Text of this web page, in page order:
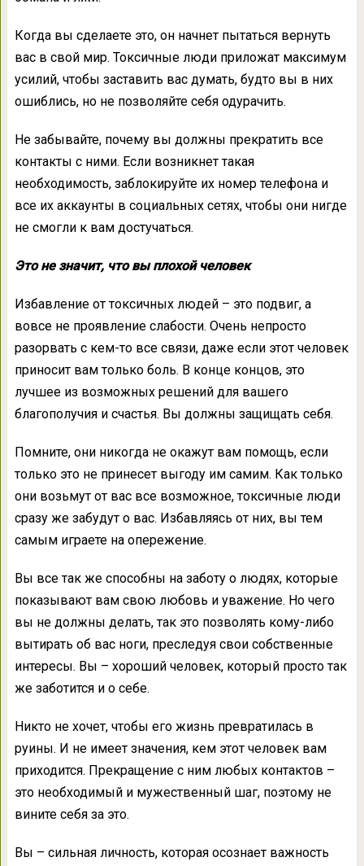
Когда вы сделаете это, он начнет пытаться вернуть
вас в свой мир. Токсичные люди приложат максимум
усилий, чтобы заставить вас думать, будто вы в них
ошиблись, но не позволяйте себя одурачить.
Не забывайте, почему вы должны прекратить все
контакты с ними. Если возникнет такая
необходимость, заблокируйте их номер телефона и
все их аккаунты в социальных сетях, чтобы они нигде
не смогли к вам достучаться.
Это не значит, что вы плохой человек
Избавление от токсичных людей – это подвиг, а
вовсе не проявление слабости. Очень непросто
разорвать с кем-то все связи, даже если этот человек
приносит вам только боль. В конце концов, это
лучшее из возможных решений для вашего
благополучия и счастья. Вы должны защищать себя.
Помните, они никогда не окажут вам помощь, если
только это не принесет выгоду им самим. Как только
они возьмут от вас все возможное, токсичные люди
сразу же забудут о вас. Избавляясь от них, вы тем
самым играете на опережение.
Вы все так же способны на заботу о людях, которые
показывают вам свою любовь и уважение. Но чего
вы не должны делать, так это позволять кому-либо
вытирать об вас ноги, преследуя свои собственные
интересы. Вы – хороший человек, который просто так
же заботится и о себе.
Никто не хочет, чтобы его жизнь превратилась в
руины. И не имеет значения, кем этот человек вам
приходится. Прекращение с ним любых контактов –
это необходимый и мужественный шаг, поэтому не
вините себя за это.
Вы – сильная личность, которая осознает важность